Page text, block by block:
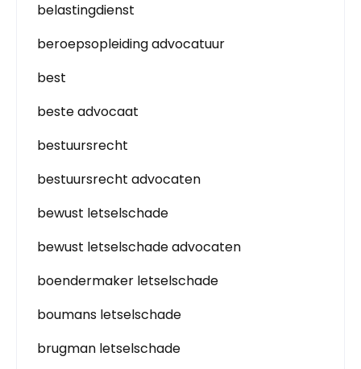
belastingdienst
beroepsopleiding advocatuur
best
beste advocaat
bestuursrecht
bestuursrecht advocaten
bewust letselschade
bewust letselschade advocaten
boendermaker letselschade
boumans letselschade
brugman letselschade